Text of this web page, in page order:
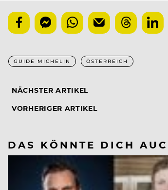
GUIDE MICHELIN ÖSTERREICH
NÄCHSTER ARTIKEL
VORHERIGER ARTIKEL
DAS KÖNNTE DICH